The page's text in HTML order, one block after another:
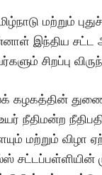
மற்றும்
இந்திய சட்ட
சிறப்பு
கழகத்தின்
நீதிமன்ற
மற்றும்
சட்டப்பள்ளியின்